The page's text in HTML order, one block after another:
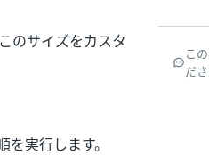
のサイズをカスタ
実行します。
こ
ださ